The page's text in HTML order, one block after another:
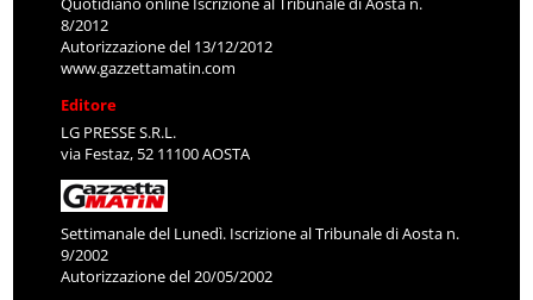
8/2012
Autorizzazione del 13/12/2012
www.gazzettamatin.com
Editore
LG PRESSE S.R.L.
via Festaz, 52 11100 AOSTA
Settimanale del Lunedì. Iscrizione al Tribunale di Aosta n.
9/2002
Autorizzazione del 20/05/2002